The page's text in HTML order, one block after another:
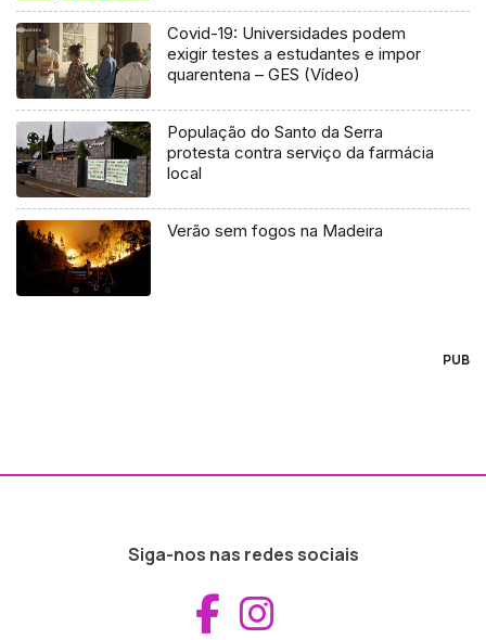
Covid-19: Universidades podem
exigir testes a estudantes e impor
quarentena – GES (Vídeo)
População do Santo da Serra
protesta contra serviço da farmácia
local
Verão sem fogos na Madeira
PUB
Siga-nos nas redes sociais
Aceder ao